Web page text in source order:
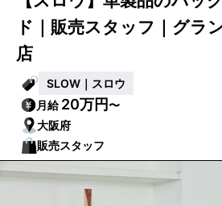
ド｜販売スタッフ｜グラ
店
SLOW｜スロウ
月給20万円〜
大阪府
販売スタッフ